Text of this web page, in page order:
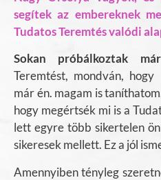
segítek az embereknek
Tudatos Teremtés valódi
Sokan próbálkoztak
Teremtést, mondván,
már én. magam is
hogy megértsék mi is a
lett egyre több sikertelen
sikeresek mellett. Ez a jól
Amennyiben tényleg